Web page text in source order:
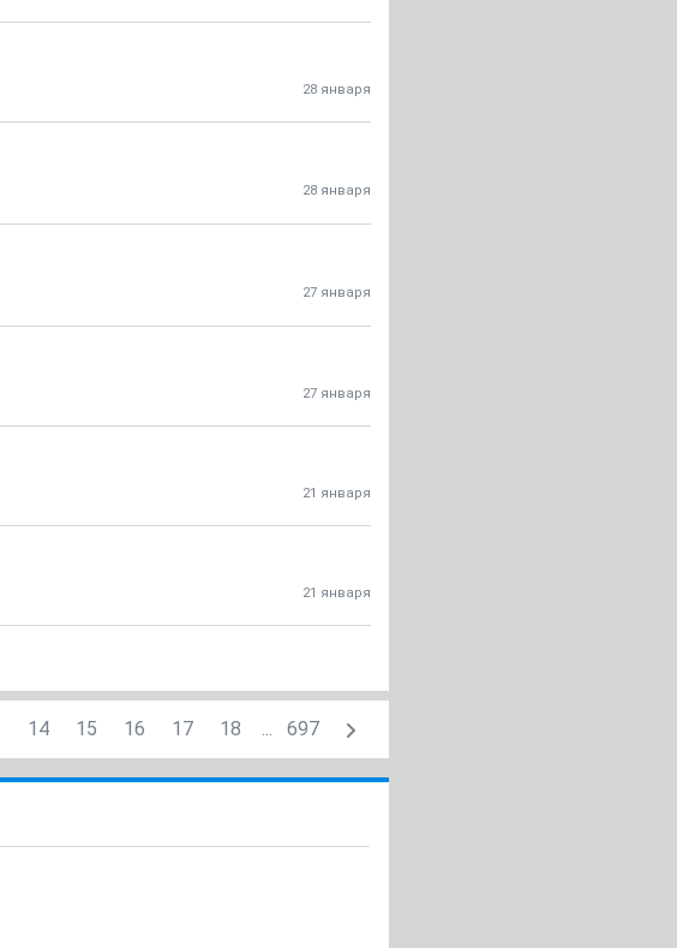
28 января
28 января
27 января
27 января
21 января
21 января
14 15 16 17 18 ... 697